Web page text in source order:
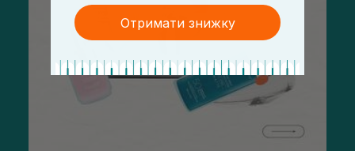
Отримати знижку